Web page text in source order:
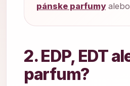
pánske parfumyalebo
2. EDP, EDT
parfum?